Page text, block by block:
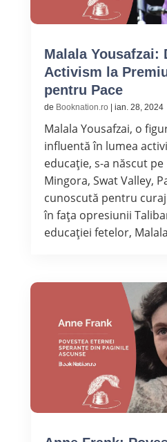
Malala Yousafzai:
Activism la
pentru Pace
de Booknation.ro ian. 28, 2024
Malala Yousafzai, o
influentă în lumea
educație, s-a născut pe
Mingora, Swat Valley,
cunoscută pentru
în fața opresiunii
educației fetelor,